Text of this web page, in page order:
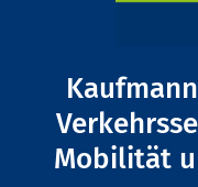
Mobilität